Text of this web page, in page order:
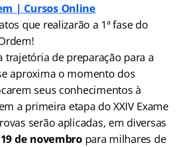
| Cursos Online
que realizarão a 1ª fase do
trajetória de preparação para a
aproxima o momento dos
seus conhecimentos à
a primeira etapa do XXIV Exame
serão aplicadas, em diversas
19 de novembropara milhares de